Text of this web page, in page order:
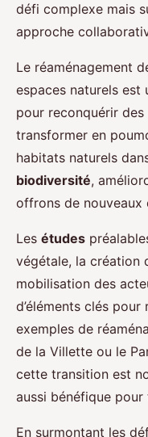
défi complexe mais
approche
Le réaménagement
espaces naturels
pour reconquérir
transformer en
habitats naturels
biodiversité,
offrons de nouveaux
Les études
végétale, la création
mobilisation des
d’éléments clés
exemples de
de la Villette ou le
cette transition est
aussi bénéfique pour
En surmontant les